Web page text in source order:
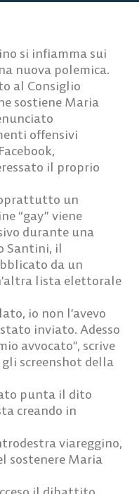
si infiamma sui
nuova polemica.
al Consiglio
sostiene Maria
offensivi
il proprio
un
“gay” viene
durante una
Santini, il
da un
lista elettorale
io non l’avevo
inviato. Adesso
avvocato”, scrive
screenshot della
punta il dito
creando in
viareggino,
sostenere Maria